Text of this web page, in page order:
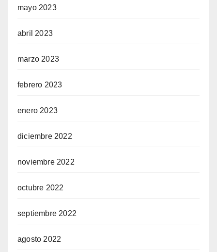
mayo 2023
abril 2023
marzo 2023
febrero 2023
enero 2023
diciembre 2022
noviembre 2022
octubre 2022
septiembre 2022
agosto 2022